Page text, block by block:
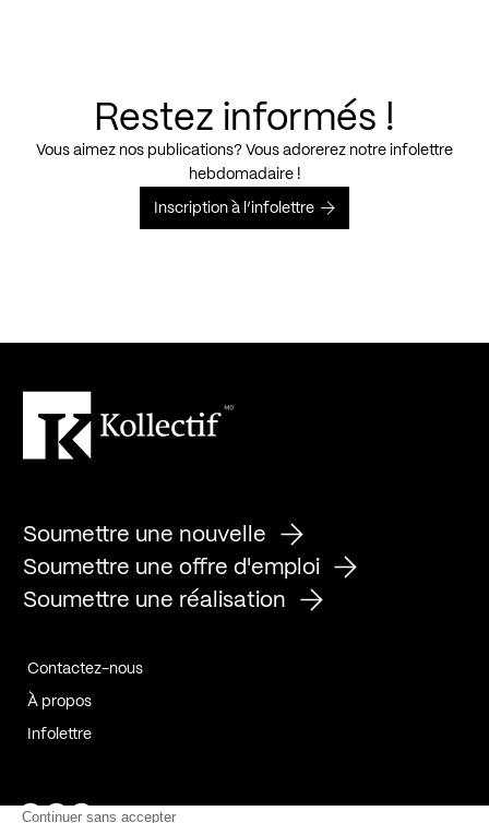
Restez informés !
Vous aimez nos publications? Vous adorerez notre infolettre
hebdomadaire !
Inscription à l’infolettre
Soumettre une nouvelle
Soumettre une offre d'emploi
Soumettre une réalisation
Contactez-nous
À propos
Infolettre
Page Facebook de Kollectif
Page Instagram de Kollectif
Page Linkedin de Kollectif